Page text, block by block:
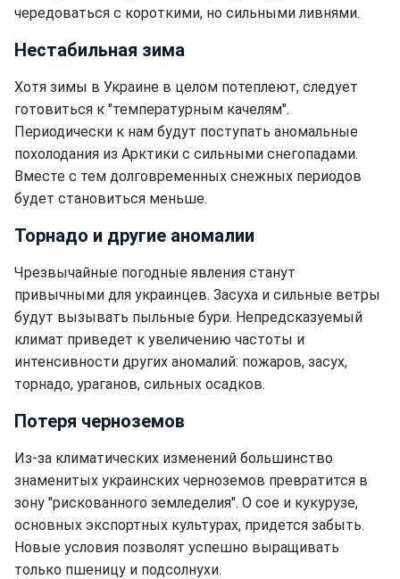
чередоваться с короткими, но сильными ливнями.
Нестабильная зима
Хотя зимы в Украине в целом потеплеют, следует
готовиться к "температурным качелям".
Периодически к нам будут поступать аномальные
похолодания из Арктики с сильными снегопадами.
Вместе с тем долговременных снежных периодов
будет становиться меньше.
Торнадо и другие аномалии
Чрезвычайные погодные явления станут
привычными для украинцев. Засуха и сильные ветры
будут вызывать пыльные бури. Непредсказуемый
климат приведет к увеличению частоты и
интенсивности других аномалий: пожаров, засух,
торнадо, ураганов, сильных осадков.
Потеря черноземов
Из-за климатических изменений большинство
знаменитых украинских черноземов превратится в
зону "рискованного земледелия". О сое и кукурузе,
основных экспортных культурах, придется забыть.
Новые условия позволят успешно выращивать
только пшеницу и подсолнухи.